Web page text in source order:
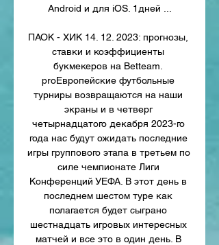
Android и для iOS. 1дней ...
ПАОК - ХИК 14. 12. 2023: прогнозы,
ставки и коэффициенты
букмекеров на Betteam.
proЕвропейские футбольные
турниры возвращаются на наши
экраны и в четверг
четырнадцатого декабря 2023-го
года нас будут ожидать последние
игры группового этапа в третьем по
силе чемпионате Лиги
Конференций УЕФА. В этот день в
последнем шестом туре как
полагается будет сыграно
шестнадцать игровых интересных
матчей и все это в один день. В